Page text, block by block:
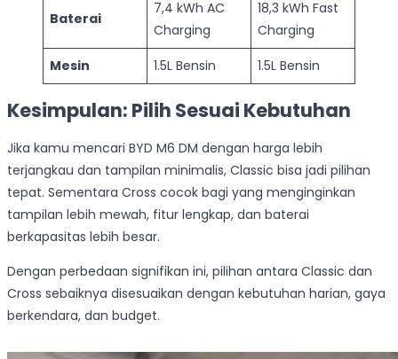
Baterai
7,4 kWh AC
Charging
18,3 kWh Fast
Charging
Mesin
1.5L Bensin 1.5L Bensin
Kesimpulan: Pilih Sesuai Kebutuhan
Jika kamu mencari BYD M6 DM dengan harga lebih
terjangkau dan tampilan minimalis, Classic bisa jadi pilihan
tepat. Sementara Cross cocok bagi yang menginginkan
tampilan lebih mewah, fitur lengkap, dan baterai
berkapasitas lebih besar.
Dengan perbedaan signifikan ini, pilihan antara Classic dan
Cross sebaiknya disesuaikan dengan kebutuhan harian, gaya
berkendara, dan budget.